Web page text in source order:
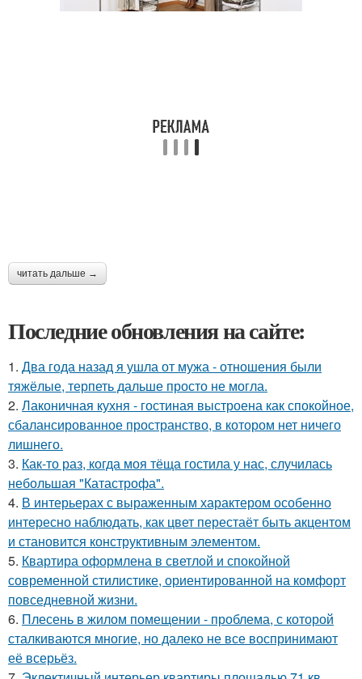
читать дальше →
Последние обновления на сайте:
1. Два года назад я ушла от мужа - отношения были
тяжёлые, терпеть дальше просто не могла.
2. Лаконичная кухня - гостиная выстроена как спокойное,
сбалансированное пространство, в котором нет ничего
лишнего.
3. Как-то раз, когда моя тёща гостила у нас, случилась
небольшая "Катастрофа".
4. В интерьерах с выраженным характером особенно
интересно наблюдать, как цвет перестаёт быть акцентом
и становится конструктивным элементом.
5. Квартира оформлена в светлой и спокойной
современной стилистике, ориентированной на комфорт
повседневной жизни.
6. Плесень в жилом помещении - проблема, с которой
сталкиваются многие, но далеко не все воспринимают
её всерьёз.